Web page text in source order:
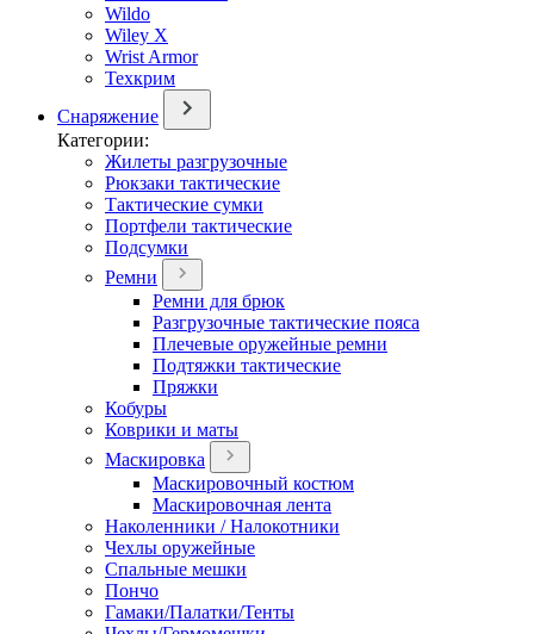
Wildo
Wiley X
Wrist Armor
Техкрим
Снаряжение
Категории:
Жилеты разгрузочные
Рюкзаки тактические
Тактические сумки
Портфели тактические
Подсумки
Ремни
Ремни для брюк
Разгрузочные тактические пояса
Плечевые оружейные ремни
Подтяжки тактические
Пряжки
Кобуры
Коврики и маты
Маскировка
Маскировочный костюм
Маскировочная лента
Наколенники / Налокотники
Чехлы оружейные
Спальные мешки
Пончо
Гамаки/Палатки/Тенты